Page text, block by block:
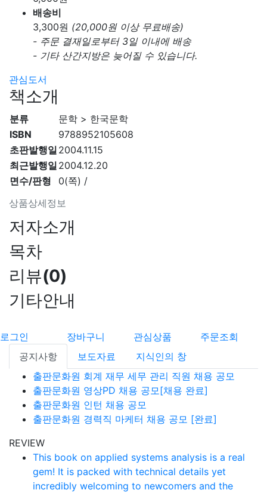
배송비
3,300원 (20,000원 이상 무료배송)
- 주문 결재일로부터 3일 이내에 배송
- 기타 산간지방은 늦어질 수 있습니다.
관심도서
책소개
상품상세정보
분류
문학 > 한국문학
ISBN
9788952105608
초판발행일 2004.11.15
최근발행일 2004.12.20
면수/판형
0(쪽) /
저자소개
목차
리뷰(0)
기타안내
로그인 장바구니 관심상품
주문조회
공지사항
보도자료
지식인의 창
출판문화원 회계 재무 세무 관리 직원 채용 공모
출판문화원 영상PD 채용 공모[채용 완료]
출판문화원 인턴 채용 공모
출판문화원 경력직 마케터 채용 공모 [완료]
REVIEW
This book on applied systems analysis is a real
gem! It is packed with technical details yet
incredibly welcoming to newcomers and the